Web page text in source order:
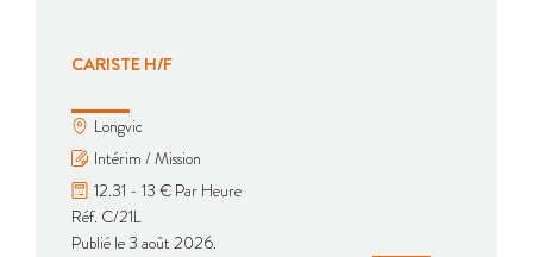
CARISTE H/F
Longvic
Intérim / Mission
12.31 - 13 € Par Heure
Réf. C/21L
Publié le 3 août 2026.